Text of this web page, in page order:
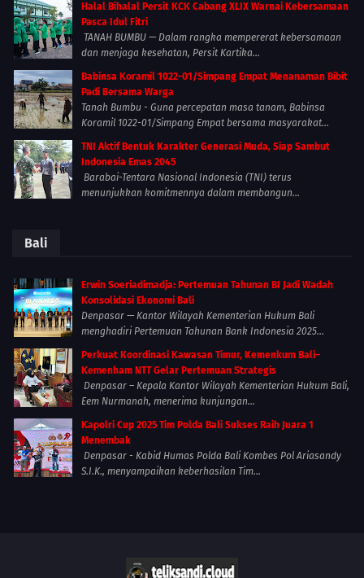
Halal Bihalal Persit KCK Cabang XLIX Warnai Kebersamaan
Pasca Idul Fitri
TANAH BUMBU — Dalam rangka mempererat kebersamaan
dan menjaga kesehatan, Persit Kartika...
Babinsa Koramil 1022-01/Simpang Empat Menanaman Bibit
Padi Bersama Warga
Tanah Bumbu - Guna percepatan masa tanam, Babinsa
Koramil 1022-01/Simpang Empat bersama masyarakat...
TNI Aktif Bentuk Karakter Generasi Muda, Siap Sambut
Indonesia Emas 2045
Barabai-Tentara Nasional Indonesia (TNI) terus
menunjukkan komitmennya dalam membangun...
Bali
Erwin Soeriadimadja: Pertemuan Tahunan BI Jadi Wadah
Konsolidasi Ekonomi Bali
Denpasar — Kantor Wilayah Kementerian Hukum Bali
menghadiri Pertemuan Tahunan Bank Indonesia 2025...
Perkuat Koordinasi Kawasan Timur, Kemenkum Bali–
Kemenham NTT Gelar Pertemuan Strategis
Denpasar – Kepala Kantor Wilayah Kementerian Hukum Bali,
Eem Nurmanah, menerima kunjungan...
Kapolri Cup 2025 Tim Polda Bali Sukses Raih Juara 1
Menembak
Denpasar - Kabid Humas Polda Bali Kombes Pol Ariasandy
S.I.K., menyampaikan keberhasilan Tim...